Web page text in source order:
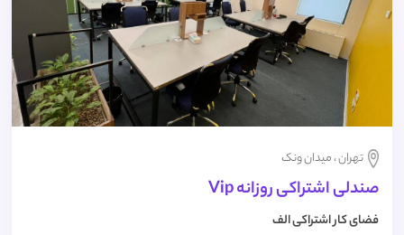
تهران ، میدان ونک
صندلی اشتراکی روزانه Vip
فضای کار اشتراکی الف